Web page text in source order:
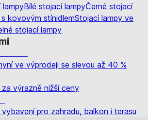
lampyBílé stojací lampyČerné stojací
kovovým stínidlemStojací lampy ve
stojací lampy
ve výprodeji se slevou až 40 %
výrazně nižší ceny
pro zahradu, balkon i terasu